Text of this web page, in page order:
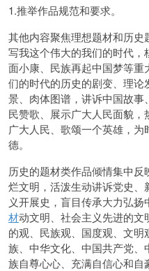
1.推举作品规范和要求。
其他内容聚焦理想题材和历
写我这个伟大的我们的时代
面小康、民族再起中国梦等重
们的时代的历史的剧变、理
景、肉体图谱，讲诉中国故事
民赞歌、展示广大人民面貌
广大人民、歌颂一个英雄，
德。
历史的题材类作品倾情集中
烂文明，活泼生动讲诉党史
义开展史，盲目传承大力弘
材动文明、社会主义先进的文
的观、民族观、国度观、文
族、中华文化、中国共产党
族自尊心心、充满自信心和自